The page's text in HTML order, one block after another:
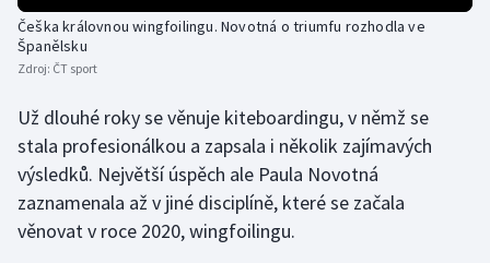
Jezdectví
Judo
Krasobruslení
Lezení
Lyže a snowboard
Češka královnou wingfoilingu. Novotná o triumfu rozhodla ve
Španělsku
Zdroj: ČT sport
Už dlouhé roky se věnuje kiteboardingu, v němž se
stala profesionálkou a zapsala i několik zajímavých
výsledků. Největší úspěch ale Paula Novotná
zaznamenala až v jiné disciplíně, které se začala
věnovat v roce 2020, wingfoilingu.